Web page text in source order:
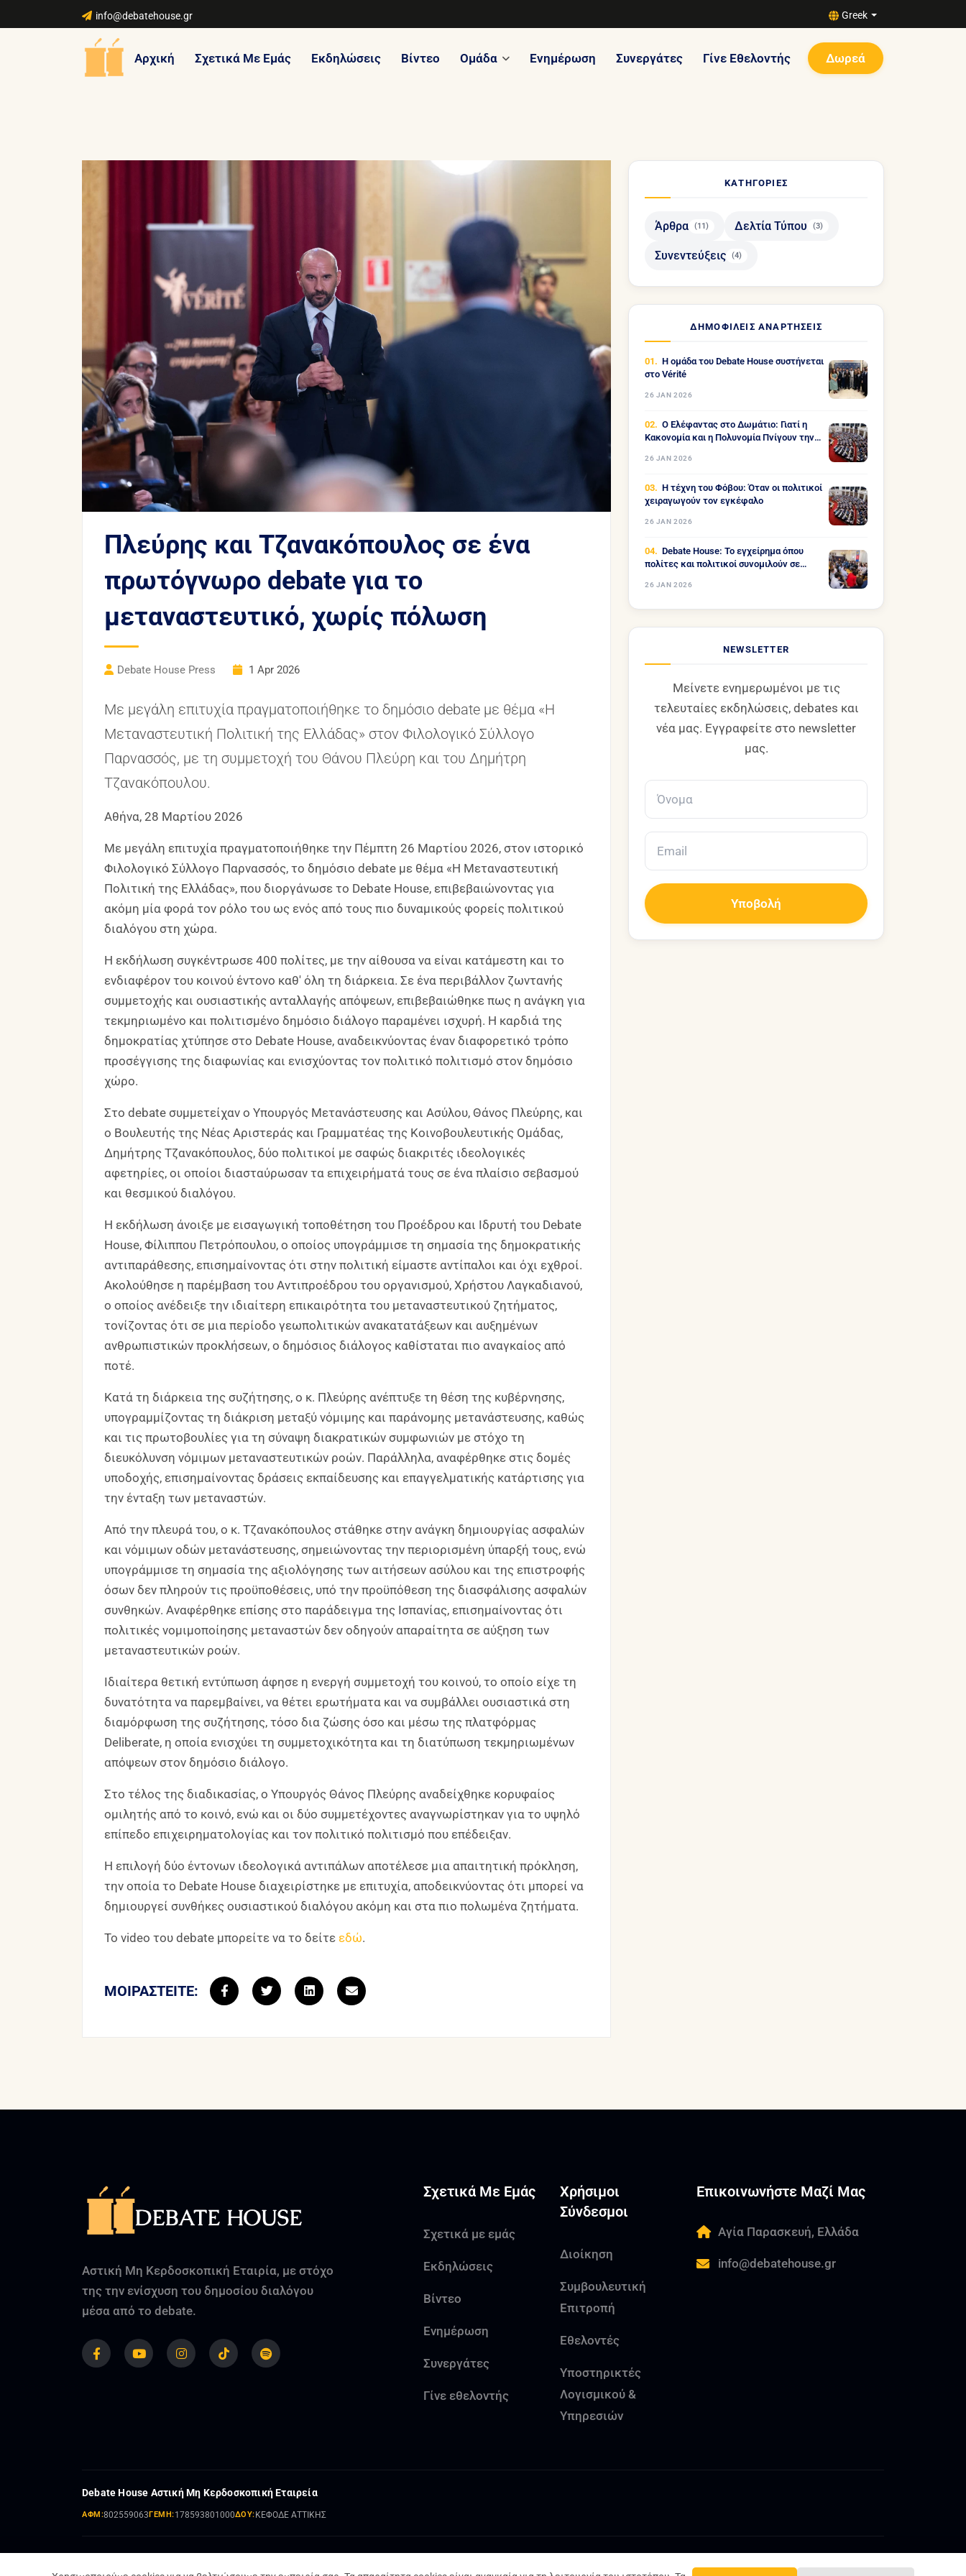
info@debatehouse.gr Greek
Αρχική Σχετικά Με Εμάς Εκδηλώσεις Βίντεο Ομάδα Ενημέρωση Συνεργάτες Γίνε Εθελοντής Δωρεά
Πλεύρης και Τζανακόπουλος σε ένα
πρωτόγνωρο debate για το
μεταναστευτικό, χωρίς πόλωση
Debate House Press 1 Apr 2026
Με μεγάλη επιτυχία πραγματοποιήθηκε το δημόσιο debate με θέμα «Η
Μεταναστευτική Πολιτική της Ελλάδας» στον Φιλολογικό Σύλλογο
Παρνασσός, με τη συμμετοχή του Θάνου Πλεύρη και του Δημήτρη
Τζανακόπουλου.
Αθήνα, 28 Μαρτίου 2026
Με μεγάλη επιτυχία πραγματοποιήθηκε την Πέμπτη 26 Μαρτίου 2026, στον ιστορικό
Φιλολογικό Σύλλογο Παρνασσός, το δημόσιο debate με θέμα «Η Μεταναστευτική
Πολιτική της Ελλάδας», που διοργάνωσε το Debate House, επιβεβαιώνοντας για
ακόμη μία φορά τον ρόλο του ως ενός από τους πιο δυναμικούς φορείς πολιτικού
διαλόγου στη χώρα.
Η εκδήλωση συγκέντρωσε 400 πολίτες, με την αίθουσα να είναι κατάμεστη και το
ενδιαφέρον του κοινού έντονο καθ' όλη τη διάρκεια. Σε ένα περιβάλλον ζωντανής
συμμετοχής και ουσιαστικής ανταλλαγής απόψεων, επιβεβαιώθηκε πως η ανάγκη για
τεκμηριωμένο και πολιτισμένο δημόσιο διάλογο παραμένει ισχυρή. Η καρδιά της
δημοκρατίας χτύπησε στο Debate House, αναδεικνύοντας έναν διαφορετικό τρόπο
προσέγγισης της διαφωνίας και ενισχύοντας τον πολιτικό πολιτισμό στον δημόσιο
χώρο.
Στο debate συμμετείχαν ο Υπουργός Μετανάστευσης και Ασύλου, Θάνος Πλεύρης, και
ο Βουλευτής της Νέας Αριστεράς και Γραμματέας της Κοινοβουλευτικής Ομάδας,
Δημήτρης Τζανακόπουλος, δύο πολιτικοί με σαφώς διακριτές ιδεολογικές
αφετηρίες, οι οποίοι διασταύρωσαν τα επιχειρήματά τους σε ένα πλαίσιο σεβασμού
και θεσμικού διαλόγου.
Η εκδήλωση άνοιξε με εισαγωγική τοποθέτηση του Προέδρου και Ιδρυτή του Debate
House, Φίλιππου Πετρόπουλου, ο οποίος υπογράμμισε τη σημασία της δημοκρατικής
αντιπαράθεσης, επισημαίνοντας ότι στην πολιτική είμαστε αντίπαλοι και όχι εχθροί.
Ακολούθησε η παρέμβαση του Αντιπροέδρου του οργανισμού, Χρήστου Λαγκαδιανού,
ο οποίος ανέδειξε την ιδιαίτερη επικαιρότητα του μεταναστευτικού ζητήματος,
τονίζοντας ότι σε μια περίοδο γεωπολιτικών ανακατατάξεων και αυξημένων
ανθρωπιστικών προκλήσεων, ο δημόσιος διάλογος καθίσταται πιο αναγκαίος από
ποτέ.
Κατά τη διάρκεια της συζήτησης, ο κ. Πλεύρης ανέπτυξε τη θέση της κυβέρνησης,
υπογραμμίζοντας τη διάκριση μεταξύ νόμιμης και παράνομης μετανάστευσης, καθώς
και τις πρωτοβουλίες για τη σύναψη διακρατικών συμφωνιών με στόχο τη
διευκόλυνση νόμιμων μεταναστευτικών ροών. Παράλληλα, αναφέρθηκε στις δομές
υποδοχής, επισημαίνοντας δράσεις εκπαίδευσης και επαγγελματικής κατάρτισης για
την ένταξη των μεταναστών.
Από την πλευρά του, ο κ. Τζανακόπουλος στάθηκε στην ανάγκη δημιουργίας ασφαλών
και νόμιμων οδών μετανάστευσης, σημειώνοντας την περιορισμένη ύπαρξή τους, ενώ
υπογράμμισε τη σημασία της αξιολόγησης των αιτήσεων ασύλου και της επιστροφής
όσων δεν πληρούν τις προϋποθέσεις, υπό την προϋπόθεση της διασφάλισης ασφαλών
συνθηκών. Αναφέρθηκε επίσης στο παράδειγμα της Ισπανίας, επισημαίνοντας ότι
πολιτικές νομιμοποίησης μεταναστών δεν οδηγούν απαραίτητα σε αύξηση των
μεταναστευτικών ροών.
Ιδιαίτερα θετική εντύπωση άφησε η ενεργή συμμετοχή του κοινού, το οποίο είχε τη
δυνατότητα να παρεμβαίνει, να θέτει ερωτήματα και να συμβάλλει ουσιαστικά στη
διαμόρφωση της συζήτησης, τόσο δια ζώσης όσο και μέσω της πλατφόρμας
Deliberate, η οποία ενισχύει τη συμμετοχικότητα και τη διατύπωση τεκμηριωμένων
απόψεων στον δημόσιο διάλογο.
Στο τέλος της διαδικασίας, ο Υπουργός Θάνος Πλεύρης αναδείχθηκε κορυφαίος
ομιλητής από το κοινό, ενώ και οι δύο συμμετέχοντες αναγνωρίστηκαν για το υψηλό
επίπεδο επιχειρηματολογίας και τον πολιτικό πολιτισμό που επέδειξαν.
Η επιλογή δύο έντονων ιδεολογικά αντιπάλων αποτέλεσε μια απαιτητική πρόκληση,
την οποία το Debate House διαχειρίστηκε με επιτυχία, αποδεικνύοντας ότι μπορεί να
δημιουργεί συνθήκες ουσιαστικού διαλόγου ακόμη και στα πιο πολωμένα ζητήματα.
Το video του debate μπορείτε να το δείτε εδώ.
ΜΟΙΡΑΣΤΕΊΤΕ:
ΚΑΤΗΓΟΡΊΕΣ
Άρθρα (11) Δελτία Τύπου (3)
Συνεντεύξεις (4)
ΔΗΜΟΦΙΛΕΊΣ ΑΝΑΡΤΉΣΕΙΣ
Η ομάδα του Debate House συστήνεται
στο Vérité
26 JAN 2026
Ο Ελέφαντας στο Δωμάτιο: Γιατί η
Κακονομία και η Πολυνομία Πνίγουν την
26 JAN 2026
Η τέχνη του Φόβου: Όταν οι πολιτικοί
χειραγωγούν τον εγκέφαλο
26 JAN 2026
Debate House: Το εγχείρημα όπου
πολίτες και πολιτικοί συνομιλούν σε
26 JAN 2026
NEWSLETTER
Μείνετε ενημερωμένοι με τις
τελευταίες εκδηλώσεις, debates και
νέα μας. Εγγραφείτε στο newsletter
μας.
Υποβολή
Αστική Μη Κερδοσκοπική Εταιρία, με στόχο
της την ενίσχυση του δημοσίου διαλόγου
μέσα από το debate.
Σχετικά Με Εμάς
Σχετικά με εμάς
Εκδηλώσεις
Βίντεο
Ενημέρωση
Συνεργάτες
Γίνε εθελοντής
Χρήσιμοι
Σύνδεσμοι
Διοίκηση
Συμβουλευτική
Επιτροπή
Εθελοντές
Υποστηρικτές
Λογισμικού &
Υπηρεσιών
Επικοινωνήστε Μαζί Μας
Αγία Παρασκευή, Ελλάδα
info@debatehouse.gr
Debate House Αστική Μη Κερδοσκοπική Εταιρεία
ΑΦΜ:802559063 ΓΕΜΗ:178593801000ΔΟΥ: ΚΕΦΟΔΕ ΑΤΤΙΚΗΣ